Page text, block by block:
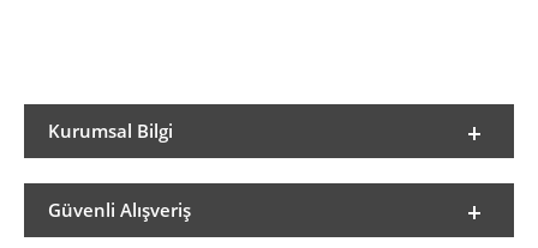
Kurumsal Bilgi
Güvenli Alışveriş